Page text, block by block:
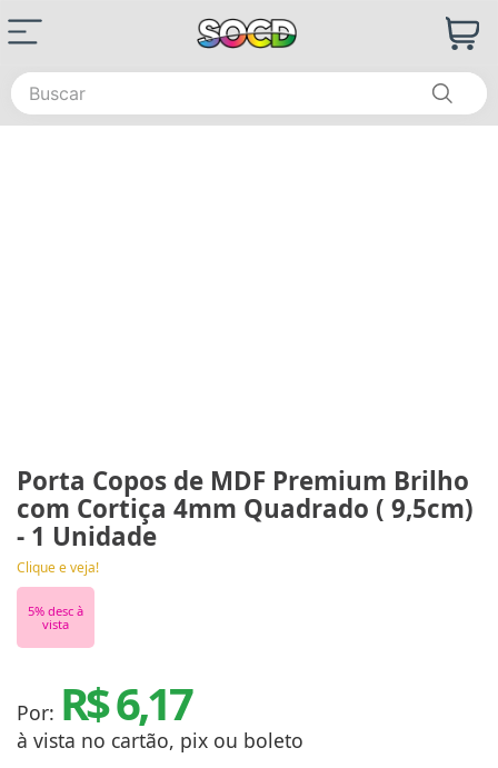
Buscar
Porta Copos de MDF Premium Brilho
com Cortiça 4mm Quadrado ( 9,5cm)
- 1 Unidade
Clique e veja!
5% desc à
vista
Por: R$ 6,17
à vista no cartão, pix ou boleto